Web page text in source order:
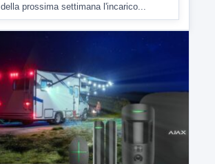
Sarà affidato con ogni probabilità all'inizio
della prossima settimana l'incarico...